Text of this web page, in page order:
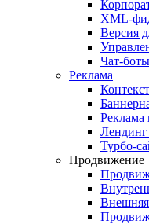
XML-
Версия
Чат-
Реклама
Реклама
Турбо-
Продвижение